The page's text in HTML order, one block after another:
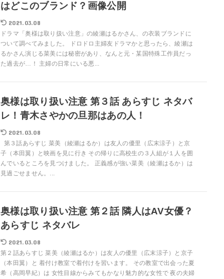
はどこのブランド？画像公開
2021.03.08
ドラマ「奥様は取り扱い注意」の綾瀬はるかさん、の衣装ブランドに
ついて調べてみました。 ドロドロ主婦友ドラマかと思ったら、綾瀬は
るかさん演じる菜美には秘密があり、なんと元・某国特殊工作員だっ
た過去が…！ 主婦の日常にいる悪...
奥様は取り扱い注意 第３話 あらすじ ネタバ
レ！青木さやかの旦那はあの人！
2021.03.08
第３話あらすじ 菜美（綾瀬はるか）は友人の優里（広末涼子）と京
子（本田翼）と映画を見に行き その帰りに高校生の３人組が１人を囲
んでいるところを見つけました。 正義感が強い菜美（綾瀬はるか）は
見過ごせません。...
奥様は取り扱い注意 第２話 隣人はAV女優？
あらすじ ネタバレ
2021.03.08
第２話あらすじ 菜美（綾瀬はるか）は友人の優里（広末涼子）と京子
（本田翼）と 着付け教室で着付けを習います。 その教室で出会った夏
希（高岡早紀）は 女性目線からみてもかなり魅力的な女性で 夜の夫婦